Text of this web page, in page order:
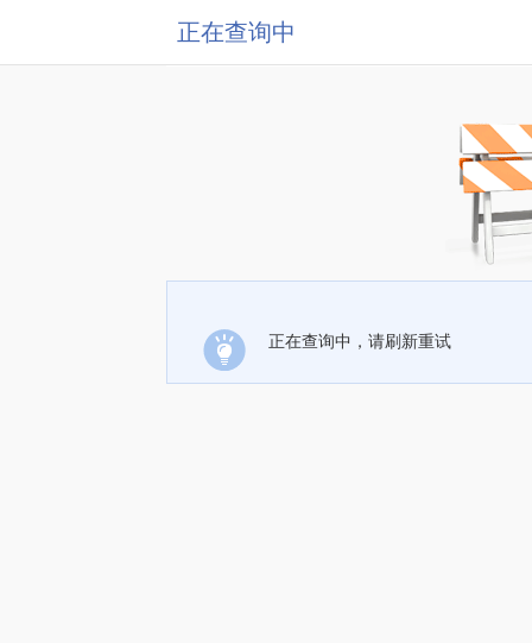
正在查询中
正在查询中，请刷新重试